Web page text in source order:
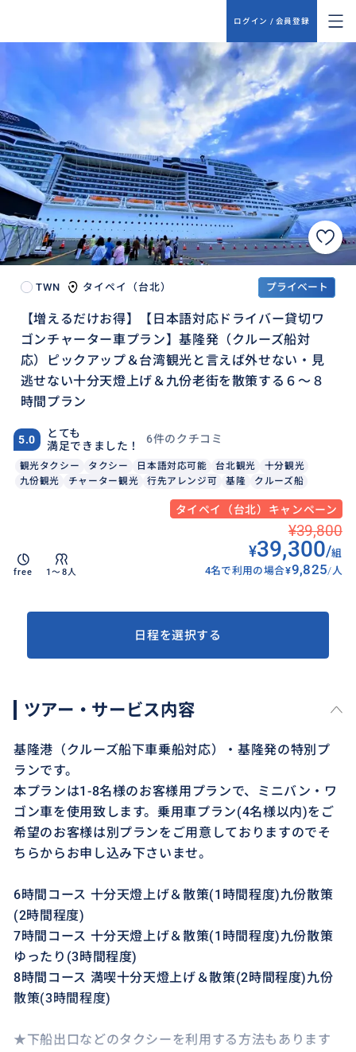
ログイン / 会員登録
TWN タイペイ（台北） プライベート
【増えるだけお得】【日本語対応ドライバー貸切ワ
ゴンチャーター車プラン】基隆発（クルーズ船対
応）ピックアップ＆台湾観光と言えば外せない・見
逃せない十分天燈上げ＆九份老街を散策する６〜８
時間プラン
5.0
とても
満足できました！
6件のクチコミ
観光タクシー タクシー 日本語対応可能 台北観光
十分観光
九份観光
チャーター観光 行先アレンジ可 基隆 クルーズ船
タイペイ（台北）キャンペーン
free 1〜8人
¥39,800
¥39,300/組
4名で利用の場合¥9,825/人
日程を選択する
ツアー・サービス内容
基隆港（クルーズ船下車乗船対応）・基隆発の特別プ
ランです。
本プランは1-8名様のお客様用プランで、ミニバン・ワ
ゴン車を使用致します。乗用車プラン(4名様以内)をご
希望のお客様は別プランをご用意しておりますのでそ
ちらからお申し込み下さいませ。
6時間コース 十分天燈上げ＆散策(1時間程度)九份散策
(2時間程度)
7時間コース 十分天燈上げ＆散策(1時間程度)九份散策
ゆったり(3時間程度)
8時間コース 満喫十分天燈上げ＆散策(2時間程度)九份
散策(3時間程度)
★下船出口などのタクシーを利用する方法もあります